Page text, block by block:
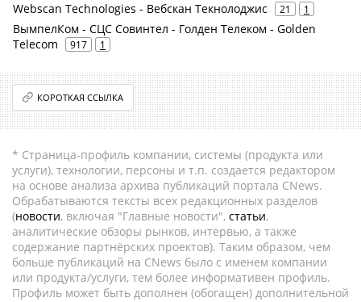
Webscan Technologies - Вебскан Текнолоджис 21 1
ВымпелКом - СЦС Совинтел - Голден Телеком - Golden
Telecom
917 1
КОРОТКАЯ ССЫЛКА
* Страница-профиль компании, системы (продукта или
услуги), технологии, персоны и т.п. создается редактором
на основе анализа архива публикаций портала CNews.
Обрабатываются тексты всех редакционных разделов
(новости, включая "Главные новости", статьи,
аналитические обзоры рынков, интервью, а также
содержание партнёрских проектов). Таким образом, чем
больше публикаций на CNews было с именем компании
или продукта/услуги, тем более информативен профиль.
Профиль может быть дополнен (обогащен) дополнительной